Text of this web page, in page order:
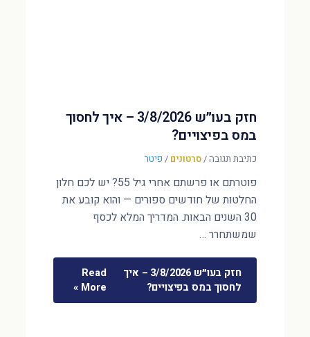
חזק בעו״ש 3/8/2026 – איך לחסוך
במס בפיצויים?
כתיבת תגובה/סרטונים / פיטר
פוטרתם או פרשתם אחרי גיל 55? יש לכם חלון
החלטות של חודשים ספורים — והוא קובע את
30 השנים הבאות. המדריך המלא לכסף
שמשתחרר …
חזק בעו״ש 3/8/2026 – איך
לחסוך במס בפיצויים?
Read
More »